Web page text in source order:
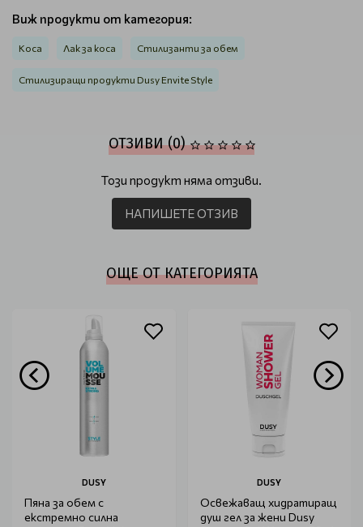
Виж продукти от категория:
Коса Лак за коса Стилизанти за обем
Стилизиращи продукти Dusy Envite Style
ОТЗИВИ (0)
Този продукт няма отзиви.
НАПИШЕТЕ ОТЗИВ
ОЩЕ ОТ КАТЕГОРИЯТА
DUSY
Пяна за обем с
екстремно силна
DUSY
Освежаващ хидратиращ
душ гел за жени Dusy